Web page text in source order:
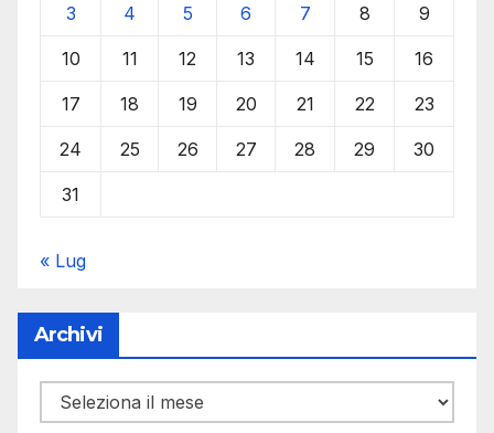
3 4 5 6 7 8 9
10 11 12 13 14 15 16
17 18 19 20 21 22 23
24 25 26 27 28 29 30
31
« Lug
Archivi
Archivi